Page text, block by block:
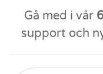
Gå med i vår
support och